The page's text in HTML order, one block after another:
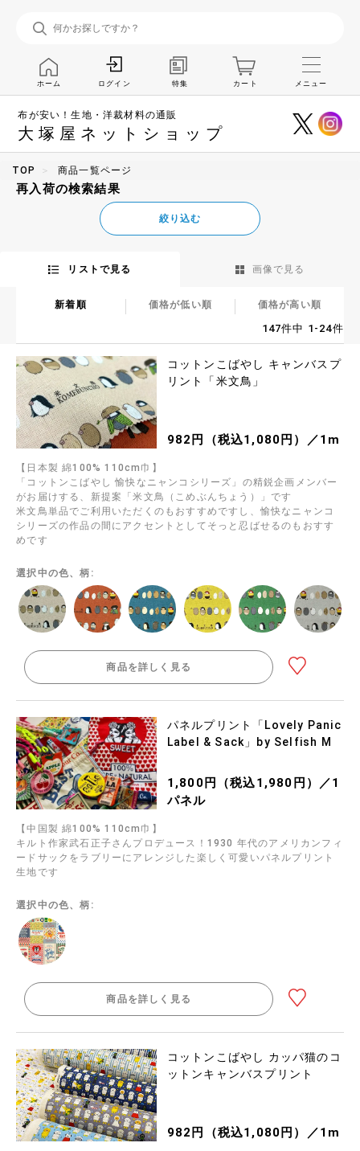
布が安い！生地・洋裁材料の通販
大塚屋ネットショップ
ホーム ログイン 特集 カート メニュー
TOP 商品一覧ページ
再入荷の検索結果
リストで見る 画像で見る
絞り込む
新着順 価格が低い順 価格が高い順
147件中 1-24件
コットンこばやし キャンバスプ
リント「米文鳥」
982円（税込1,080円）／1m
【日本製 綿100% 110cm巾】
「コットンこばやし 愉快なニャンコシリーズ」の精鋭企画メンバー
がお届けする、新提案「米文鳥（こめぶんちょう）」です
米文鳥単品でご利用いただくのもおすすめですし、愉快なニャンコ
シリーズの作品の間にアクセントとしてそっと忍ばせるのもおすす
めです
選択中の色、柄:
商品を詳しく見る
パネルプリント「Lovely Panic
Label & Sack」by Selfish M
1,800円（税込1,980円）／1
パネル
【中国製 綿100% 110cm巾】
キルト作家武石正子さんプロデュース！1930 年代のアメリカンフィ
ードサックをラブリーにアレンジした楽しく可愛いパネルプリント
生地です
選択中の色、柄:
商品を詳しく見る
コットンこばやし カッパ猫のコ
ットンキャンバスプリント
982円（税込1,080円）／1m